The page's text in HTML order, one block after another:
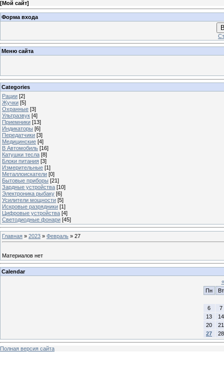
[Мой сайт]
Форма входа
Меню сайта
Categories
Рации [2]
Жучки [5]
Охранные [3]
Ультразвук [4]
Приемники [13]
Индикаторы [6]
Передатчики [3]
Медицинские [4]
В Автомобиль [16]
Катушки тесла [8]
Блоки питания [3]
Измерительные [1]
Металлоискатели [0]
Бытовые приборы [21]
Зардные устройства [10]
Электроника рыбаку [6]
Усилители мощности [5]
Искровые разрядники [1]
Цифровые устройства [4]
Светодиодные фонари [45]
Главная » 2023 » Февраль » 27
Материалов нет
Calendar
«
Пн
Вт
6
7
13
14
20
21
27
28
Полная версия сайта